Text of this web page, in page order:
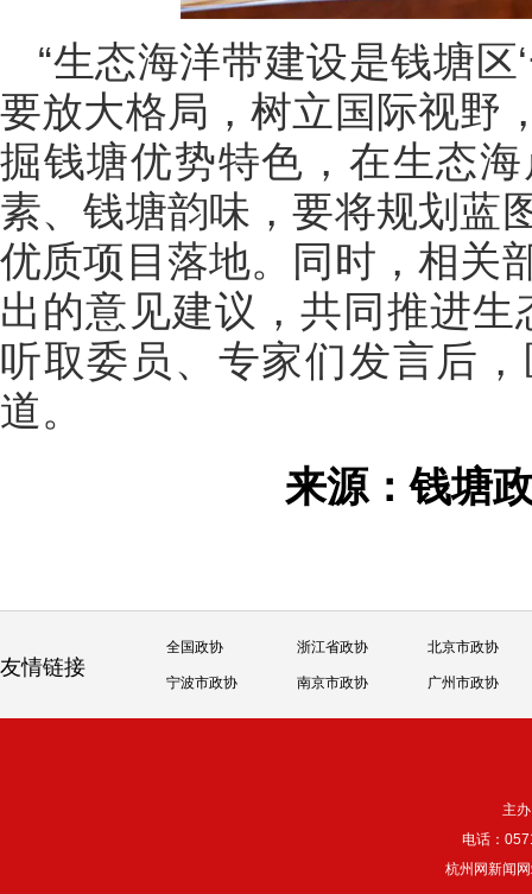
“生态海洋带建设是钱塘区
要放大格局，树立国际视野
掘钱塘优势特色，在生态
素、钱塘韵味，要将规划蓝
优质项目落地。同时，相关
出的意见建议，共同推进
听取委员、专家们发言后
道。
来源：钱
友情链接
全国政协 浙江省政协 北京市政协
宁波市政协 南京市政协 广州市政协
主
电话：
杭州网新闻